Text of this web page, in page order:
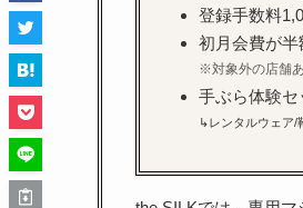
登録手数料
初月会費が半
※対象外の店舗
手ぶら体験セ
↳レンタルウェア/